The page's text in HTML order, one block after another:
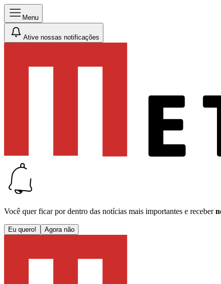
Menu
Ative nossas notificações
Você quer ficar por dentro das notícias mais importantes e receber
Eu quero! Agora não